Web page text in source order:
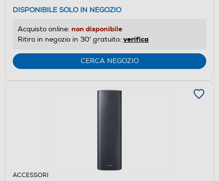
DISPONIBILE SOLO IN NEGOZIO
Acquisto online: non disponibile
Ritiro in negozio in 30' gratuito: verifica
CERCA NEGOZIO
ACCESSORI